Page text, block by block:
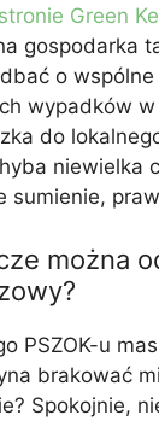
Green
gospodarka
o
wypadków
do
niewielka
sumienie,
można
PSZOK-u
brakować
Spokojnie,